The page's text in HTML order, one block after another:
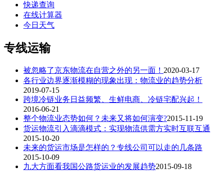
快递查询
在线计算器
今日天气
专线运输
被忽略了京东物流在自营之外的另一面！ 2020-03-17
各行业边界逐渐模糊的现象出现：物流业的趋势分析
2019-07-15
跨境冷链业务日益频繁、生鲜电商、冷链宅配兴起！
2016-06-21
整个物流业态势如何？未来又将如何演变?2015-11-19
货运物流引入滴滴模式：实现物流供需方实时互联互通
2015-10-20
未来的货运市场是怎样的？专线公司可以走的几条路
2015-10-09
九大方面看我国公路货运业的发展趋势2015-09-18